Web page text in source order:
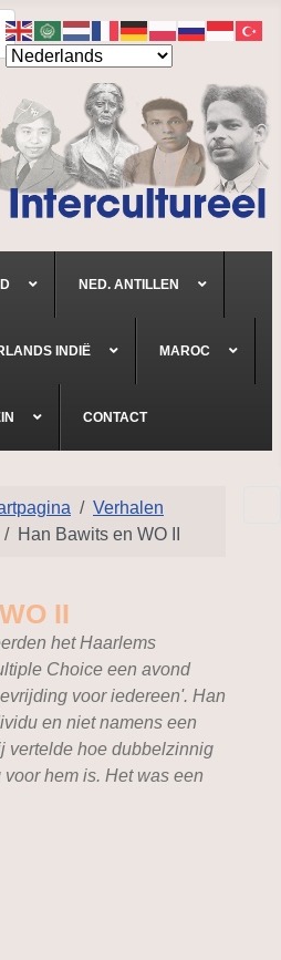
NED. ANTILLEN
INDIË MAROC
CONTACT
Verhalen
Han Bawits en WO II
II
het Haarlems
Choice een avond
voor iedereen'. Han
en niet namens een
vertelde hoe dubbelzinnig
hem is. Het was een